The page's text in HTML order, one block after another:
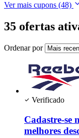
Ver mais cupons (48)
35 ofertas
Ordenar por
Verificado
Cadastre-se
melhores